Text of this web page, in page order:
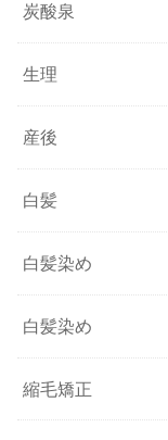
炭酸泉
生理
産後
白髪
白髪染め
白髪染め
縮毛矯正